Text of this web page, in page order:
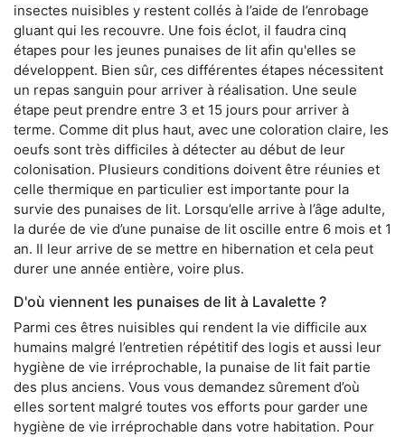
insectes nuisibles y restent collés à l’aide de l’enrobage
gluant qui les recouvre. Une fois éclot, il faudra cinq
étapes pour les jeunes punaises de lit afin qu'elles se
développent. Bien sûr, ces différentes étapes nécessitent
un repas sanguin pour arriver à réalisation. Une seule
étape peut prendre entre 3 et 15 jours pour arriver à
terme. Comme dit plus haut, avec une coloration claire, les
oeufs sont très difficiles à détecter au début de leur
colonisation. Plusieurs conditions doivent être réunies et
celle thermique en particulier est importante pour la
survie des punaises de lit. Lorsqu’elle arrive à l’âge adulte,
la durée de vie d’une punaise de lit oscille entre 6 mois et 1
an. Il leur arrive de se mettre en hibernation et cela peut
durer une année entière, voire plus.
D'où viennent les punaises de lit à Lavalette ?
Parmi ces êtres nuisibles qui rendent la vie difficile aux
humains malgré l’entretien répétitif des logis et aussi leur
hygiène de vie irréprochable, la punaise de lit fait partie
des plus anciens. Vous vous demandez sûrement d’où
elles sortent malgré toutes vos efforts pour garder une
hygiène de vie irréprochable dans votre habitation. Pour